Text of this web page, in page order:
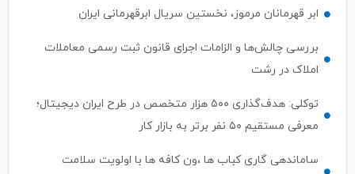
ابر قهرمانان مرموز، نخستین سریال ابرقهرمانی ایران
بررسی چالش‌ها و الزامات اجرای قانون ثبت رسمی معاملات
املاک در رشت
توکلی: هدف‌گذاری ۵۰۰ هزار متخصص در طرح ایران دیجیتال؛
معرفی مستقیم ۵۰ نفر برتر به بازار کار
ساماندهی گاری کباب ها ،ون کافه ها با اولویت سلامت